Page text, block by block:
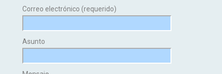
Correo electrónico (requerido)
Asunto